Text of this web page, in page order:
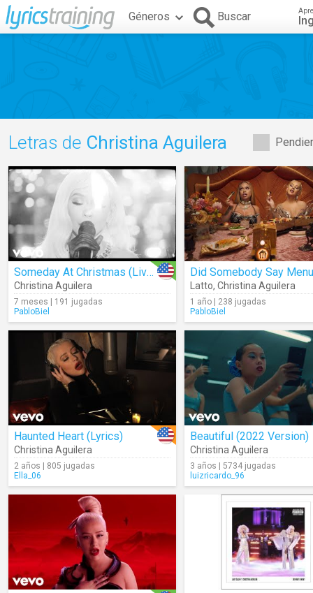
Géneros Buscar
Letras de Christina Aguilera
Someday At Christmas (Live From The Eiffel Tower)
Christina Aguilera
7 meses | 191 jugadas
PabloBiel
Did Somebody Say
Latto, Christina Aguilera
1 año | 238 jugadas
PabloBiel
Haunted Heart (Lyrics)
Christina Aguilera
2 años | 805 jugadas
Ella_06
Beautiful (2022 Version)
Christina Aguilera
3 años | 5734 jugadas
luizricardo_96